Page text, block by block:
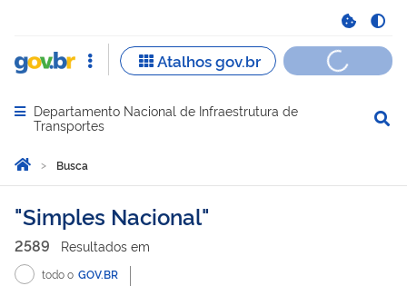
Abrir menu principal de navegação
Departamento Nacional de Infraestrutura de
Transportes
Você está aqui:
Página Inicial
Busca
Busca
Simples Nacional
2589 Resultados em
todo o GOV.BR